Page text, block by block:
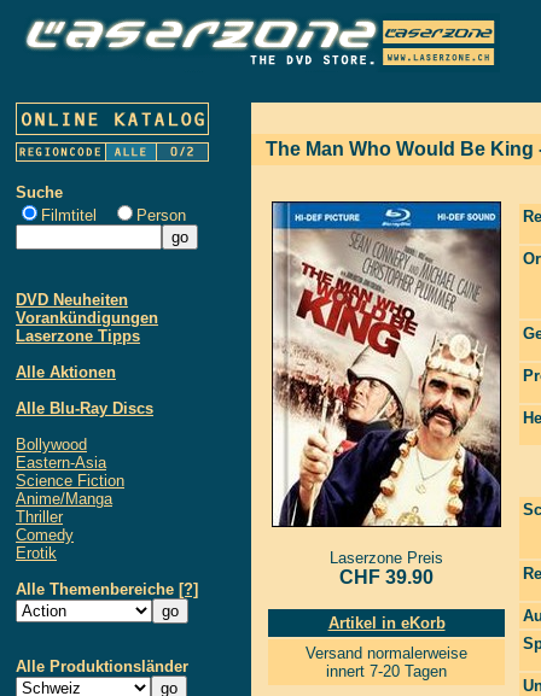
Suche
Filmtitel
Person
DVD Neuheiten
Vorankündigungen
Laserzone Tipps
Alle Aktionen
Alle Blu-Ray Discs
Bollywood
Eastern-Asia
Science Fiction
Anime/Manga
Thriller
Comedy
Erotik
Alle Themenbereiche [?]
Alle Produktionsländer
The Man Who Would Be King
Laserzone Preis
CHF 39.90
Artikel in eKorb
Versand normalerweise
innert 7-20 Tagen